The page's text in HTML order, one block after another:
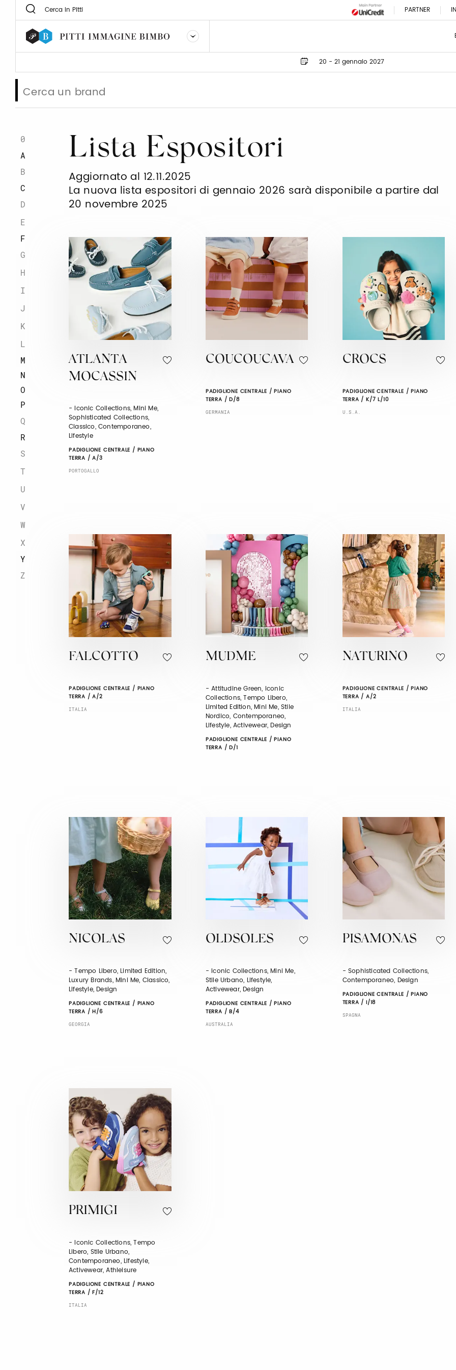
PARTNER
20 - 21 gennaio 2027
0
A
B
C
D
E
F
G
H
I
J
K
L
M
N
O
P
Q
R
S
T
U
V
W
X
Y
Z
Lista Espositori
Aggiornato al 12.11.2025
La nuova lista espositori di gennaio 2026 sarà disponibile a partire dal
20 novembre 2025
ATLANTA
MOCASSIN
- Iconic Collections, Mini Me,
Sophisticated Collections,
Classico, Contemporaneo,
Lifestyle
PADIGLIONE CENTRALE / PIANO
TERRA / A/3
PORTOGALLO
COUCOUCAVA
PADIGLIONE CENTRALE / PIANO
TERRA / D/8
GERMANIA
CROCS
PADIGLIONE CENTRALE / PIANO
TERRA / K/7 L/10
U.S.A.
FALCOTTO
PADIGLIONE CENTRALE / PIANO
TERRA / A/2
ITALIA
MUDME
- Attitudine Green, Iconic
Collections, Tempo Libero,
Limited Edition, Mini Me, Stile
Nordico, Contemporaneo,
Lifestyle, Activewear, Design
PADIGLIONE CENTRALE / PIANO
TERRA / D/1
NATURINO
PADIGLIONE CENTRALE / PIANO
TERRA / A/2
ITALIA
NICOLAS
- Tempo Libero, Limited Edition,
Luxury Brands, Mini Me, Classico,
Lifestyle, Design
PADIGLIONE CENTRALE / PIANO
TERRA / H/6
GEORGIA
OLDSOLES
- Iconic Collections, Mini Me,
Stile Urbano, Lifestyle,
Activewear, Design
PADIGLIONE CENTRALE / PIANO
TERRA / B/4
AUSTRALIA
PISAMONAS
- Sophisticated Collections,
Contemporaneo, Design
PADIGLIONE CENTRALE / PIANO
TERRA / I/18
SPAGNA
PRIMIGI
- Iconic Collections, Tempo
Libero, Stile Urbano,
Contemporaneo, Lifestyle,
Activewear, Athleisure
PADIGLIONE CENTRALE / PIANO
TERRA / F/12
ITALIA